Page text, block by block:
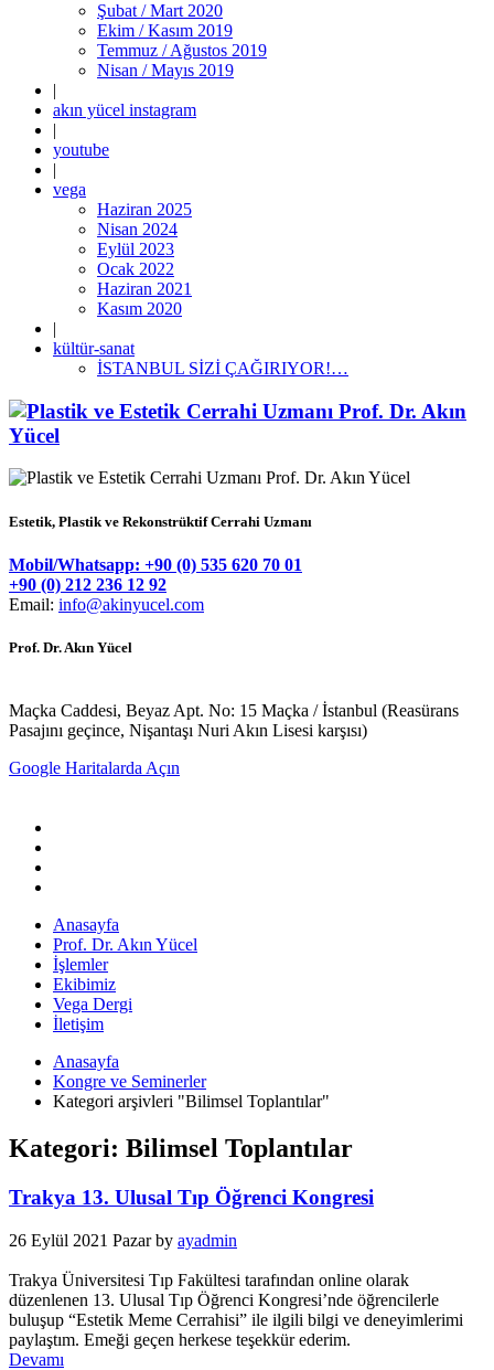
Şubat / Mart 2020
Ekim / Kasım 2019
Temmuz / Ağustos 2019
Nisan / Mayıs 2019
|
akın yücel instagram
|
youtube
|
vega
Haziran 2025
Nisan 2024
Eylül 2023
Ocak 2022
Haziran 2021
Kasım 2020
|
kültür-sanat
İSTANBUL SİZİ ÇAĞIRIYOR!…
Estetik, Plastik ve Rekonstrüktif Cerrahi Uzmanı
Mobil/Whatsapp: +90 (0) 535 620 70 01
+90 (0) 212 236 12 92
Email: info@akinyucel.com
Prof. Dr. Akın Yücel
Maçka Caddesi, Beyaz Apt. No: 15 Maçka / İstanbul (Reasürans
Pasajını geçince, Nişantaşı Nuri Akın Lisesi karşısı)
Google Haritalarda Açın
Anasayfa
Prof. Dr. Akın Yücel
İşlemler
Ekibimiz
Vega Dergi
İletişim
Anasayfa
Kongre ve Seminerler
Kategori arşivleri "Bilimsel Toplantılar"
Kategori: Bilimsel Toplantılar
Trakya 13. Ulusal Tıp Öğrenci Kongresi
26 Eylül 2021 Pazar by ayadmin
Trakya Üniversitesi Tıp Fakültesi tarafından online olarak
düzenlenen 13. Ulusal Tıp Öğrenci Kongresi’nde öğrencilerle
buluşup “Estetik Meme Cerrahisi” ile ilgili bilgi ve deneyimlerimi
paylaştım. Emeği geçen herkese teşekkür ederim.
Devamı